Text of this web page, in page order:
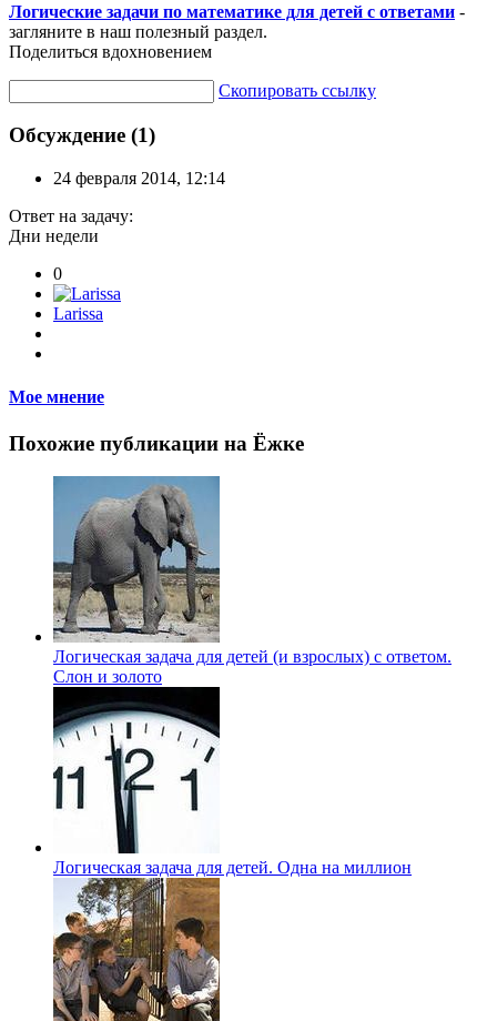
Логические задачи по математике для детей с ответами -
загляните в наш полезный раздел.
Поделиться вдохновением
Скопировать ссылку
Обсуждение (1)
24 февраля 2014, 12:14
Ответ на задачу:
Дни недели
0
Larissa
Мое мнение
Похожие публикации на Ёжке
Логическая задача для детей (и взрослых) с ответом.
Слон и золото
Логическая задача для детей. Одна на миллион